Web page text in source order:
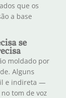
que os
a base
se
moldado por
Alguns
e indireta —
tom de voz